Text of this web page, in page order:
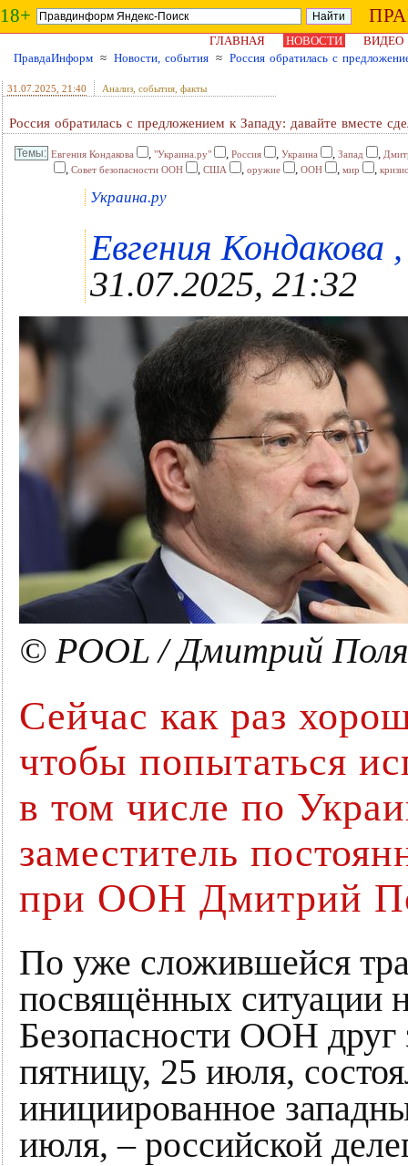
18+
ГЛАВНАЯ НОВОСТИ
ВИДЕО
ПравдаИнформ ≈ Новости, события ≈ Россия обратилась с
31.07.2025 , 21:40 Анализ, события, факты
Россия обратилась с предложением к Западу: давайте вместе
Евгения Кондакова , "Украина.ру" , Россия , Украина , Запад ,
, Совет безопасности ООН , США , оружие , ООН , мир , кризис
Украина.ру
Евгения Кондакова
31.07.2025, 21:32
© POOL / Дмитрий
Сейчас как раз
чтобы попытаться
в том числе по
заместитель
при ООН Дмитрий
По уже сложившейся
посвящённых ситуации
Безопасности ООН
пятницу, 25 июля,
инициированное
июля, – российской